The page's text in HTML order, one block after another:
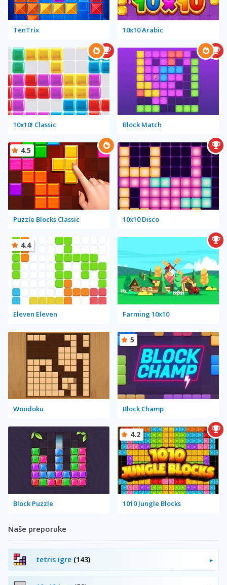
TenTrix 10x10 Arabic
10x10! Classic Block Match
Puzzle Blocks Classic
4.5
10x10 Disco
Eleven Eleven
4.4
Farming 10x10
Woodoku Block Champ
5
Block Puzzle 1010 Jungle Blocks
4.2
Naše preporuke
tetris igre (143)